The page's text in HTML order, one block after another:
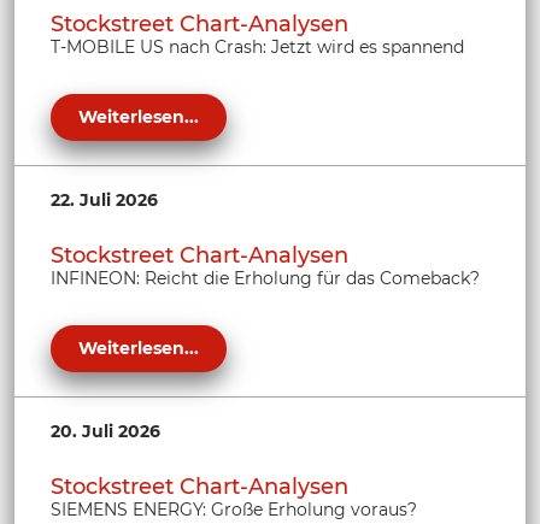
Stockstreet Chart-Analysen
T-MOBILE US nach Crash: Jetzt wird es spannend
Weiterlesen...
22. Juli 2026
Stockstreet Chart-Analysen
INFINEON: Reicht die Erholung für das Comeback?
Weiterlesen...
20. Juli 2026
Stockstreet Chart-Analysen
SIEMENS ENERGY: Große Erholung voraus?